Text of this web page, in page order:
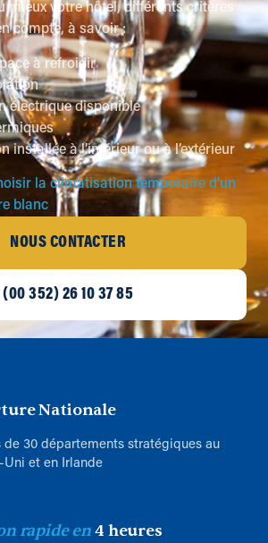
mieux votre hôtel, différents critères
compte, à savoir :
à refroidir
électrique disponible
installée à l’intérieur ou à l’extérieur
la climatisation temporaire d’un
blanc
NOUS CONTACTER
(00 352) 26 10 37 85
Nationale
de 30 départements stratégiques au
Uni et en Irlande
rapide en4 heures